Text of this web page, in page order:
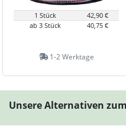
1 Stück
42,90 €
ab 3 Stück
40,75 €
1-2 Werktage
Unsere Alternativen